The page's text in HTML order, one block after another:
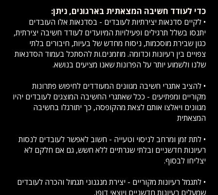
כדי לעודד חשיבה המצאתית בארגונים, ניתן:
• לקיים סדנאות יצירתיות לעובדים - בסדנאות אלו העובדים
יתנסו בשלל תרגילים ופעילויות המיועדים לעודד חשיבה יצירתית,
כגון שבירת מוסכמות, ניסוח מחדש של בעיות, חיבורים בלתי
צפויים בין רעיונות וכדומה. מוזמנים.ות להסתכל בעמוד הסדנאות
שלנו ולשמוע יותר על הפרונות שאנו מציעים בנושא.
• להציב אתגרי חשיבה מגוונים המעודדים לחיפוש פתרונות
מקוריים ומפתיעים - ככל שאתגרי החשיבה המוצגים לעובדים יהיו
מגוונים ויאלצו אותם לצאת מהקופסה, כך יתורגלו בחשיבה
המצאתית
• לתת זמן ומרחב לניסוי וטעייה - חשוב לאפשר לעובדים לנסות
רעיונות חדשניים ובלתי שגרתיים ללא חשש, גם אם חלקם לא
יצליחו לבסוף.
• לתגמל רעיונות מקוריים - יצירת מנגנוני תגמול והכרה לעובדים
שמעלים רעיונות חדשניים ויוצאי דופן.